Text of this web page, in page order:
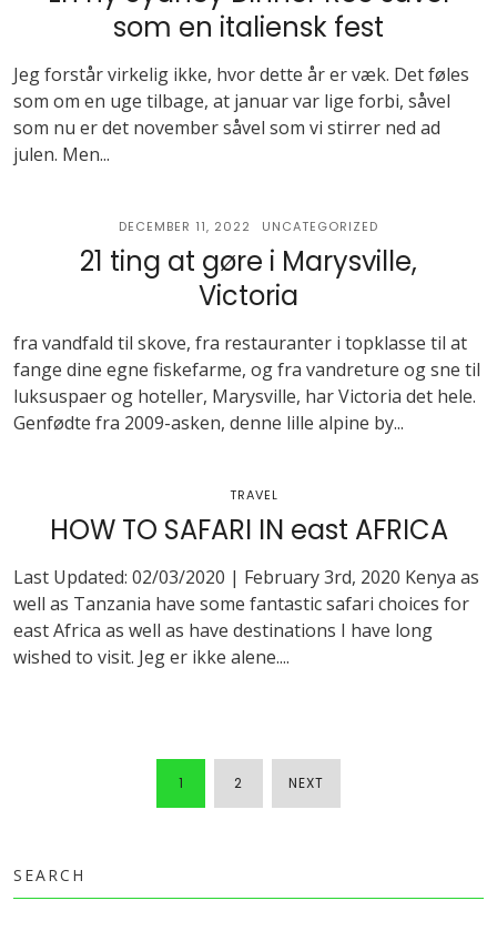
som en italiensk fest
Jeg forstår virkelig ikke, hvor dette år er væk. Det føles
som om en uge tilbage, at januar var lige forbi, såvel
som nu er det november såvel som vi stirrer ned ad
julen. Men...
DECEMBER 11, 2022 UNCATEGORIZED
21 ting at gøre i Marysville,
Victoria
fra vandfald til skove, fra restauranter i topklasse til at
fange dine egne fiskefarme, og fra vandreture og sne til
luksuspaer og hoteller, Marysville, har Victoria det hele.
Genfødte fra 2009-asken, denne lille alpine by...
TRAVEL
HOW TO SAFARI IN east AFRICA
Last Updated: 02/03/2020 | February 3rd, 2020 Kenya as
well as Tanzania have some fantastic safari choices for
east Africa as well as have destinations I have long
wished to visit. Jeg er ikke alene....
POSTS
1 2 NEXT
SEARCH